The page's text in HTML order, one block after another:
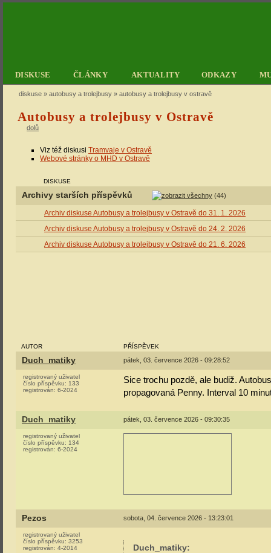
DISKUSE ČLÁNKY AKTUALITY ODKAZY
diskuse » autobusy a trolejbusy » autobusy a trolejbusy v ostravě
Autobusy a trolejbusy v Ostravě
dolů
Viz též diskusi Tramvaje v Ostravě
Webové stránky o MHD v Ostravě
DISKUSE
Archivy starších příspěvků (44)
Archiv diskuse Autobusy a trolejbusy v Ostravě do 31. 1. 2026
Archiv diskuse Autobusy a trolejbusy v Ostravě do 24. 2. 2026
Archiv diskuse Autobusy a trolejbusy v Ostravě do 21. 6. 2026
AUTOR PŘÍSPĚVEK
Duch_matiky pátek, 03. července 2026 - 09:28:52
registrovaný uživatel
číslo příspěvku: 133
registrován: 6-2024
Sice trochu pozdě, ale budiž.
propagovaná Penny. Interval 10
Duch_matiky pátek, 03. července 2026 - 09:30:35
registrovaný uživatel
číslo příspěvku: 134
registrován: 6-2024
Pezos sobota, 04. července 2026 - 13:23:01
registrovaný uživatel
číslo příspěvku: 3253
registrován: 4-2014 Duch_matiky: